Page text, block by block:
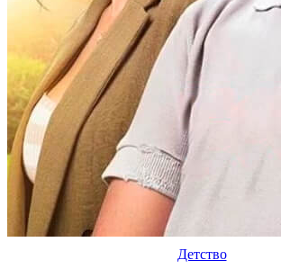
Детство